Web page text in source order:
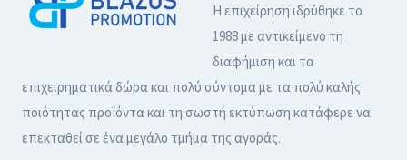
Η επιχείρηση ιδρύθηκε το
1988 με αντικείμενο τη
διαφήμιση και τα
επιχειρηματικά δώρα και πολύ σύντομα με τα πολύ καλής
ποιότητας προϊόντα και τη σωστή εκτύπωση κατάφερε να
επεκταθεί σε ένα μεγάλο τμήμα της αγοράς.